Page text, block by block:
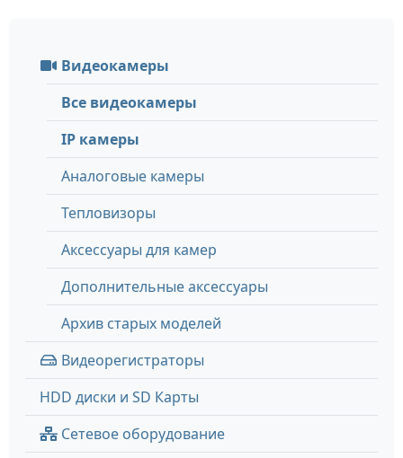
Видеокамеры
Все видеокамеры
IP камеры
Аналоговые камеры
Тепловизоры
Аксессуары для камер
Дополнительные аксессуары
Архив старых моделей
Видеорегистраторы
HDD диски и SD Карты
Сетевое оборудование